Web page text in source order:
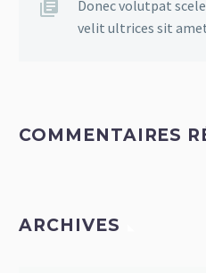
Donec volutpat
velit ultrices sit
COMMENTAIRES
ARCHIVES